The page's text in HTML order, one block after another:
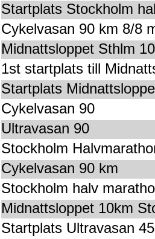
Startplats Stockholm
Cykelvasan 90 km 8/8
Midnattsloppet Sthlm
1st startplats till
Startplats
Cykelvasan 90
Ultravasan 90
Stockholm
Cykelvasan 90 km
Stockholm halv
Midnattsloppet 10km
Startplats Ultravasan 45